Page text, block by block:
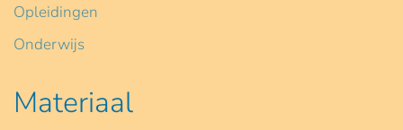
Opleidingen
Onderwijs
Materiaal